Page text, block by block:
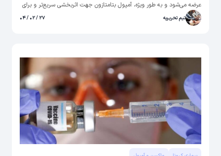
عرضه می‌شود و به طور ویژه، آمپول بتامتازون جهت اثربخشی سریع‌تر و برای
کنترل درد، التهاب‌های مزمن یا حاد، و برخی بیماری‌های خودایمنی مورد
استفاده قرار می‌گیرد. جذب این دارو در بدن عمدتاً از طریق کبد انجام شده و
تیم تحریریه ۲۷ / ۰۲ / ۰۴